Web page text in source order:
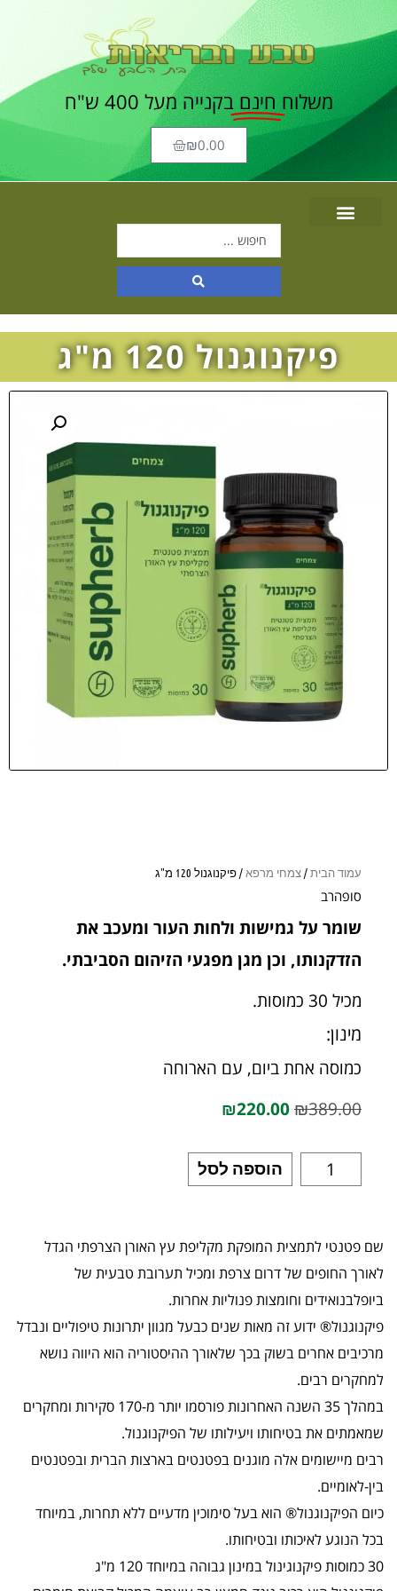
משלוח חינם בקנייה מעל 400 ש"ח
₪0.00
פיקנוגנול 120 מ"ג
עמוד הבית/צמחי מרפא/ פיקנוגנול 120 מ"ג
סופהרב
שומר על גמישות ולחות העור ומעכב את
הזדקנותו, וכן מגן מפגעי הזיהום הסביבתי.
מכיל 30 כמוסות.
מינון:
כמוסה אחת ביום, עם הארוחה
₪389.00
₪220.00
הוספה לסל
שם פטנטי לתמצית המופקת מקליפת עץ האורן הצרפתי הגדל
לאורך החופים של דרום צרפת ומכיל תערובת טבעית של
ביופלבנואידים וחומצות פנוליות אחרות.
פיקנוגנול® ידוע זה מאות שנים כבעל מגוון יתרונות טיפוליים ונבדל
מרכיבים אחרים בשוק בכך שלאורך ההיסטוריה הוא היווה נושא
למחקרים רבים.
במהלך 35 השנה האחרונות פורסמו יותר מ-170 סקירות ומחקרים
שמאמתים את בטיחותו ויעילותו של הפיקנוגנול.
רבים מיישומים אלה מוגנים בפטנטים בארצות הברית ובפטנטים
בין-לאומיים.
כיום הפיקנוגנול® הוא בעל סימוכין מדעיים ללא תחרות, במיוחד
בכל הנוגע לאיכותו ובטיחותו.
30 כמוסות פיקנוגינול במינון גבוהה במיוחד 120 מ"ג